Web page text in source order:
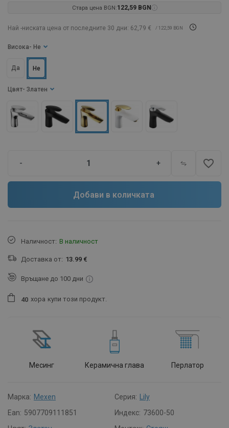
Стара цена BGN:122,59 BGN
Най -ниската цена от последните 30 дни: 62,79 € / 122,59 BGN
Цвят - Златен
Висока - Не
Да Не
- + favorite_border
Добави в количката
Наличност: В наличност
Доставка от: 13.99 €
Връщане до 100 дни
40 хора купи този продукт.
Месинг Керамична глава Перлатор
Марка: Mexen Серия:
Lily
Ean: 5907709111851 Индекс: 73600-50